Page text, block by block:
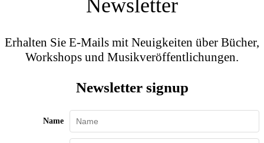
Newsletter
Erhalten Sie E-Mails mit Neuigkeiten über Bücher,
Workshops und Musikveröffentlichungen.
Newsletter signup
Name